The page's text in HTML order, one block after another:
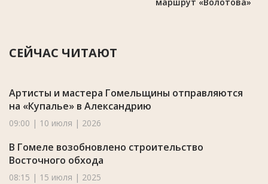
СЕЙЧАС ЧИТАЮТ
Артисты и мастера Гомельщины отправляются
на «Купалье» в Александрию
09:00 | 10 июля | 2026
В Гомеле возобновлено строительство
Восточного обхода
08:15 | 15 июля | 2025